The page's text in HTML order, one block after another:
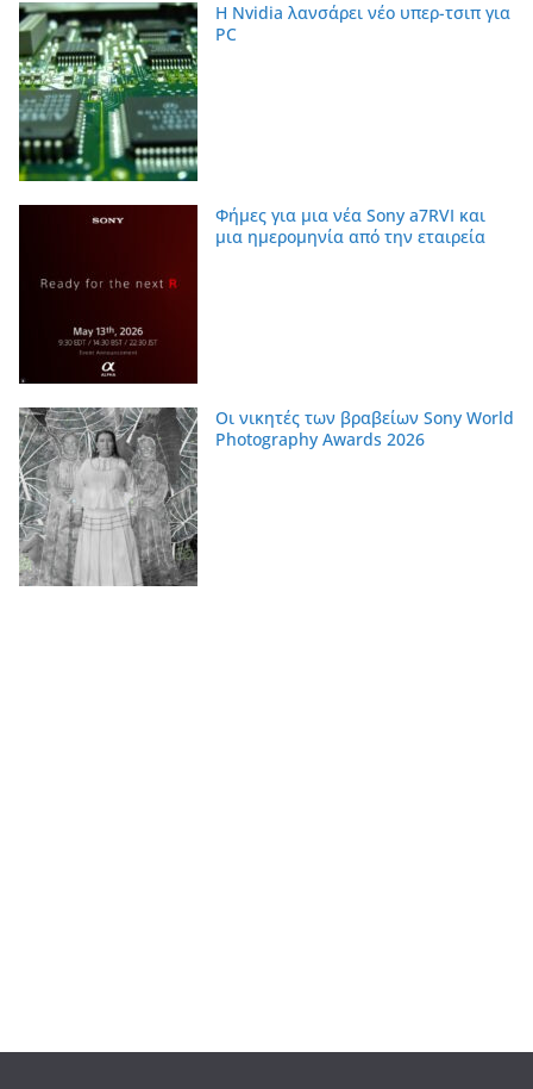
Η Nvidia λανσάρει νέο υπερ-τσιπ για
PC
Φήμες για μια νέα Sony a7RVI και
μια ημερομηνία από την εταιρεία
Οι νικητές των βραβείων Sony World
Photography Awards 2026